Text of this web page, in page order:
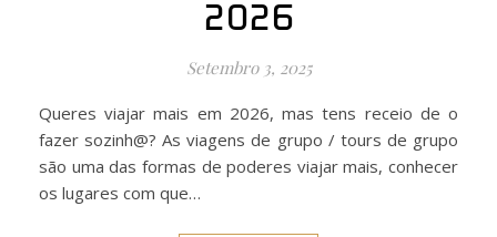
2026
Setembro 3, 2025
Queres viajar mais em 2026, mas tens receio de o
fazer sozinh@? As viagens de grupo / tours de grupo
são uma das formas de poderes viajar mais, conhecer
os lugares com que…